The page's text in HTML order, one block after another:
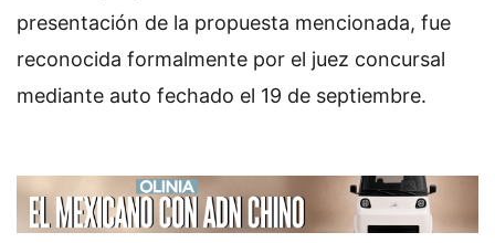
presentación de la propuesta mencionada, fue
reconocida formalmente por el juez concursal
mediante auto fechado el 19 de septiembre.